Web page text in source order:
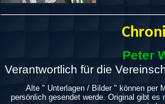
Peter
Verantwortlich für die
Alte " Unterlagen / Bilder " können per
persönlich gesendet werde. Original gibt es